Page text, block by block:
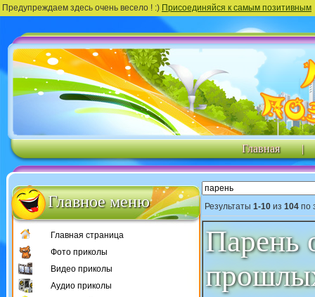
Предупреждаем здесь очень весело ! :) Присоединяйся к самым позитивным
Главная |
Главное меню
Главная страница
Фото приколы
Видео приколы
Аудио приколы
Результаты 1-10 из 104 по
Парень